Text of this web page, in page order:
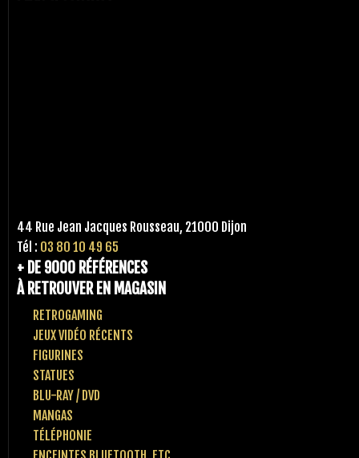
44 Rue Jean Jacques Rousseau, 21000 Dijon
Tél : 03 80 10 49 65
+ DE 9000 RÉFÉRENCES
À RETROUVER EN MAGASIN
RETROGAMING
JEUX VIDÉO RÉCENTS
FIGURINES
STATUES
BLU-RAY / DVD
MANGAS
TÉLÉPHONIE